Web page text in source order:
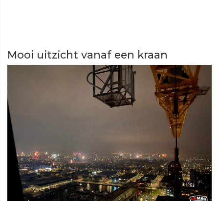
Mooi uitzicht vanaf een kraan